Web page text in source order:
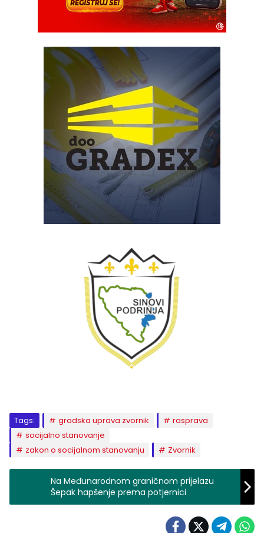
Tags: gradska uprava zvornik
rasprava
socijalno stanovanje
zakon o socijalnom stanovanju
Zvornik
Na Međunarodnom graničnom prijelazu
Šepak hapšenje prema potjernici